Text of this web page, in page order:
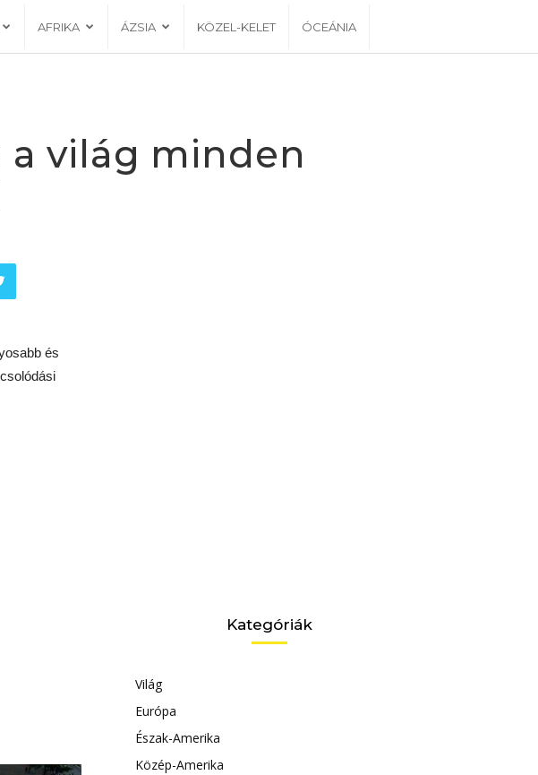
AFRIKA ÁZSIA KÖZEL-KELET ÓCEÁNIA
a világ minden
és
Kategóriák
Világ
Európa
Észak-Amerika
Közép-Amerika